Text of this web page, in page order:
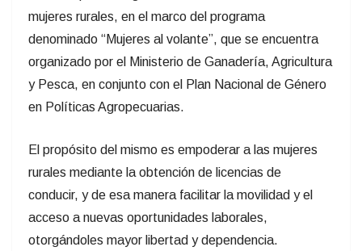
mujeres rurales, en el marco del programa
denominado “Mujeres al volante”, que se encuentra
organizado por el Ministerio de Ganadería, Agricultura
y Pesca, en conjunto con el Plan Nacional de Género
en Políticas Agropecuarias.
El propósito del mismo es empoderar a las mujeres
rurales mediante la obtención de licencias de
conducir, y de esa manera facilitar la movilidad y el
acceso a nuevas oportunidades laborales,
otorgándoles mayor libertad y dependencia.